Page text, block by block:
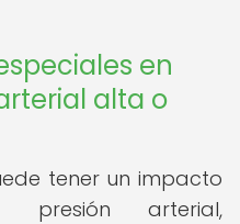
en
alta o
tener un impacto
presión arterial,